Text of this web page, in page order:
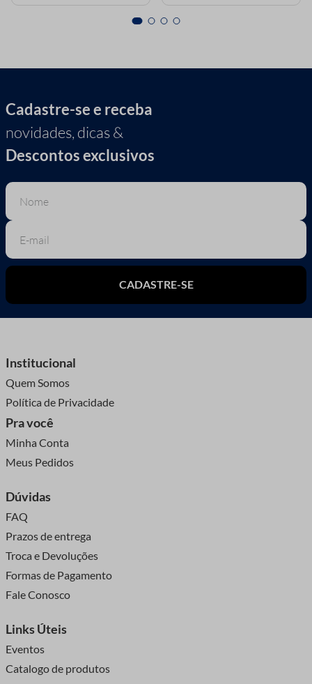
Cadastre-se e receba
novidades, dicas &
Descontos exclusivos
CADASTRE-SE
Institucional
Quem Somos
Política de Privacidade
Pra você
Minha Conta
Meus Pedidos
Dúvidas
FAQ
Prazos de entrega
Troca e Devoluções
Formas de Pagamento
Fale Conosco
Links Úteis
Eventos
Catalogo de produtos